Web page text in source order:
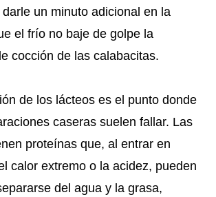
un minuto adicional en la
el frío no baje de golpe la
cocción de las calabacitas.
de los lácteos es el punto donde
caseras suelen fallar. Las
proteínas que, al entrar en
calor extremo o la acidez, pueden
del agua y la grasa,